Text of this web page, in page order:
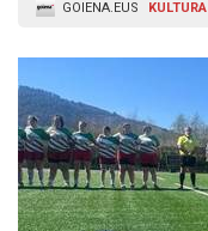
GOIENA.EUS KULTURA